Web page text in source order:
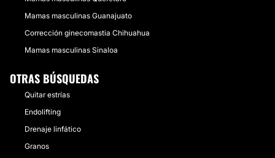
Mamas masculinas Guanajuato
Corrección ginecomastia Chihuahua
Mamas masculinas Sinaloa
OTRAS BÚSQUEDAS
Quitar estrías
Endolifting
Drenaje linfático
Granos